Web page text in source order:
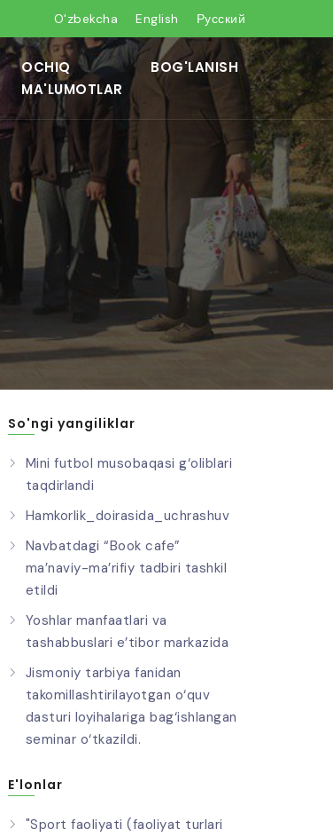
O'zbekcha English Русский
OCHIQ
MA'LUMOTLAR
BOG'LANISH
So'ngi yangiliklar
Mini futbol musobaqasi g‘oliblari
taqdirlandi
Hamkorlik_doirasida_uchrashuv
Navbatdagi “Book cafe”
ma’naviy-ma’rifiy tadbiri tashkil
etildi
Yoshlar manfaatlari va
tashabbuslari e’tibor markazida
Jismoniy tarbiya fanidan
takomillashtirilayotgan o‘quv
dasturi loyihalariga bag‘ishlangan
seminar o‘tkazildi.
E'lonlar
"Sport faoliyati (faoliyat turlari